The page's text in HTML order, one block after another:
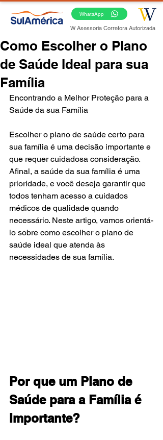
WhatsApp
W Asessoria Corretora Autorizada
Como Escolher o Plano
de Saúde Ideal para sua
Família
Encontrando a Melhor Proteção para a
Saúde da sua Família
Escolher o plano de saúde certo para
sua família é uma decisão importante e
que requer cuidadosa consideração.
Afinal, a saúde da sua família é uma
prioridade, e você deseja garantir que
todos tenham acesso a cuidados
médicos de qualidade quando
necessário. Neste artigo, vamos orientá-
lo sobre como escolher o plano de
saúde ideal que atenda às
necessidades de sua família.
Por que um Plano de
Saúde para a Família é
Importante?